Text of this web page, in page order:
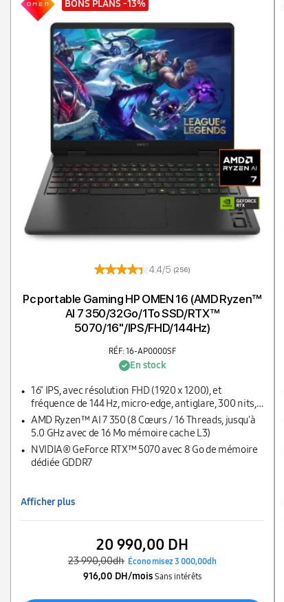
BONS PLANS -13%
4.4/5 (256)
Pc portable Gaming HP OMEN 16 (AMD Ryzen™
AI 7 350/32Go/1To SSD/RTX™
5070/16''/IPS/FHD/144Hz)
RÉF: 16-AP0000SF
En stock
16" IPS, avec résolution FHD (1920 x 1200), et
fréquence de 144 Hz, micro-edge, antiglare, 300 nits,
62.5% sRGB
AMD Ryzen™ AI 7 350 (8 Cœurs / 16 Threads, jusqu'à
5.0 GHz avec de 16 Mo mémoire cache L3)
NVIDIA® GeForce RTX™ 5070 avec 8 Go de mémoire
dédiée GDDR7
Afficher plus
20 990,00 DH
23 990,00dh Économisez 3 000,00dh
916,00 DH/mois Sans intérêts